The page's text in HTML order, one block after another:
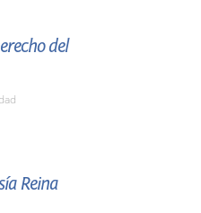
del
Reina